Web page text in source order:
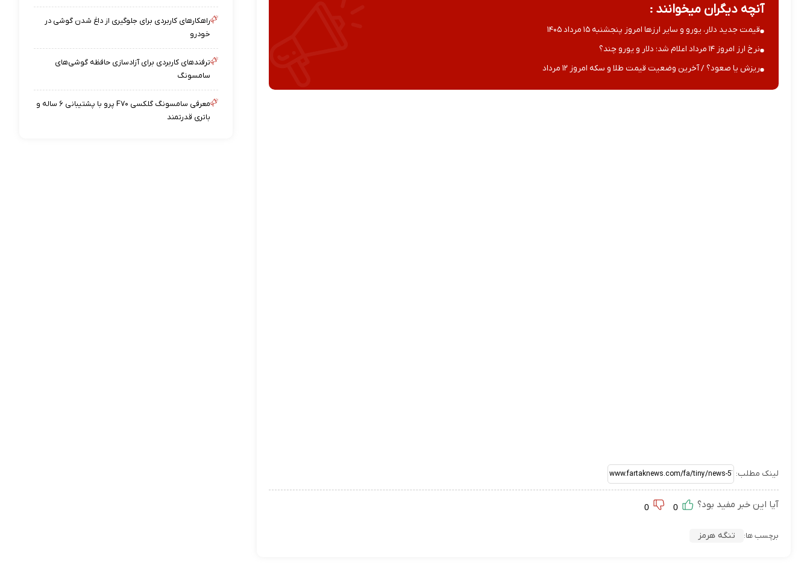
آنچه دیگران میخوانند :
قیمت جدید دلار، یورو و سایر ارزها امروز پنجشنبه ۱۵ مرداد ۱۴۰۵
نرخ ارز امروز ۱۴ مرداد اعلام شد؛ دلار و یورو چند؟
ریزش یا صعود؟ / آخرین وضعیت قیمت طلا و سکه امروز ۱۲ مرداد
لینک مطلب:
آیا این خبر مفید بود؟
برچسب ها: تنگه هرمز
راهکارهای کاربردی برای جلوگیری از داغ شدن گوشی در
خودرو
ترفندهای کاربردی برای آزادسازی حافظه گوشی‌های
سامسونگ
معرفی سامسونگ گلکسی F۷۰ پرو با پشتیبانی ۶ ساله و
باتری قدرتمند